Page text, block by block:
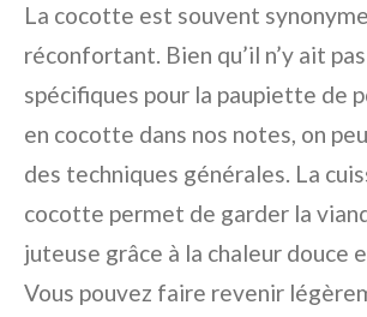
La cocotte est souvent
réconfortant. Bien qu’il n’y ait
spécifiques pour la paupiette de
en cocotte dans nos notes, on
des techniques générales. La
cocotte permet de garder la
juteuse grâce à la chaleur douce
Vous pouvez faire revenir